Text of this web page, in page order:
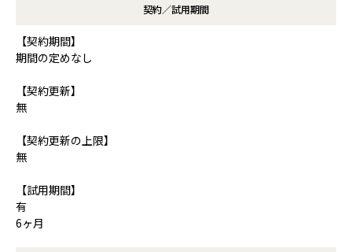
契約／試用期間
【契約期間】
期間の定めなし
【契約更新】
無
【契約更新の上限】
無
【試用期間】
有
6ヶ月